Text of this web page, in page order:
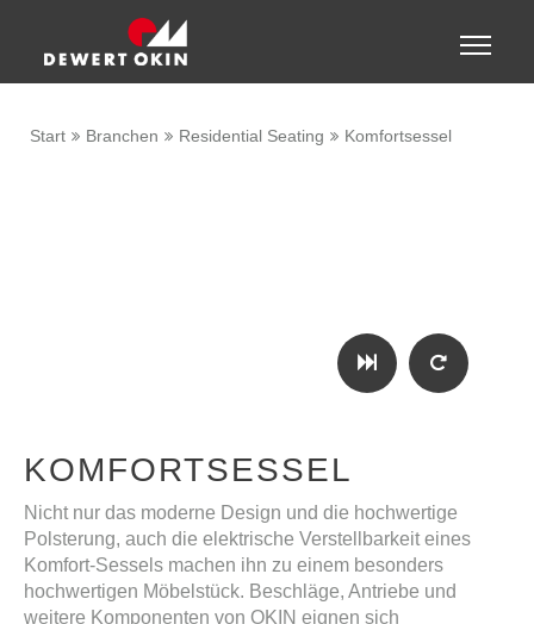
Toggle
Start Branchen Residential Seating Komfortsessel
KOMFORTSESSEL
Nicht nur das moderne Design und die hochwertige
Polsterung, auch die elektrische Verstellbarkeit eines
Komfort-Sessels machen ihn zu einem besonders
hochwertigen Möbelstück. Beschläge, Antriebe und
weitere Komponenten von OKIN eignen sich